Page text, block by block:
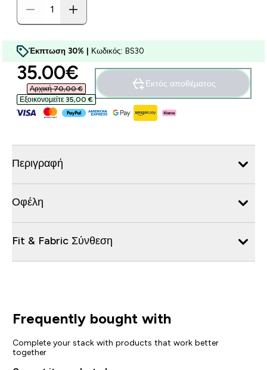
Έκπτωση 30% | Κωδικός: BS30
discounted price
35.00€‎
Αρχική 70,00 €‎
Εξοικονομείτε 35,00 €‎
Εκτός αποθέματος
Περιγραφή
Οφέλη
Fit & Fabric Σύνθεση
Frequently bought with
Complete your stack with products that work better
together